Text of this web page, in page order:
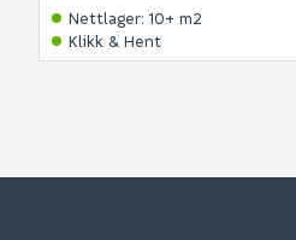
Nettlager: 10+ m2
Klikk & Hent